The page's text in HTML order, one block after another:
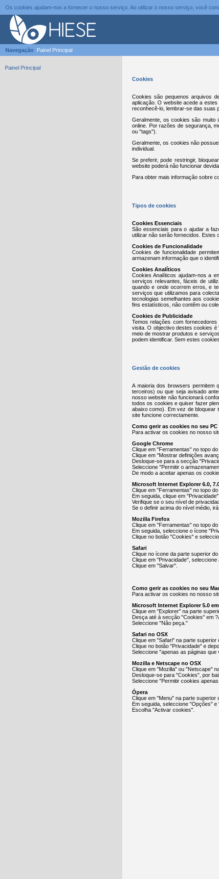
Os cookies ajudam-nos a fornecer o nosso serviço. Ao utilizar o nosso serviço, você
Navegação Painel Principal
Painel Principal
Cookies
Cookies são pequenos arquivos
aplicação. O website acede a
reconhecê-lo, lembrar-se das suas
Geralmente, os cookies são muito
online. Por razões de segurança,
ou "tags").
Geralmente, os cookies não
individual.
Se preferir, pode restringir,
website poderá não funcionar
Para obter mais informação sobre
Tipos de cookies
Cookies Essenciais
São essenciais para o ajudar a
utilizar não serão fornecidos. Estes
Cookies de Funcionalidade
Cookies de funcionalidade
armazenam informação que o
Cookies Analíticos
Cookies Analíticos ajudam-nos a
serviços relevantes, fáceis de
quando e onde ocorrem erros, e
serviços que utilizamos para
tecnologias semelhantes aos
fins estatísticos, não contêm ou
Cookies de Publicidade
Temos relações com
visita. O objectivo destes cookies é
meio de mostrar produtos e
podem identificar. Sem estes
Gestão de cookies
A maioria dos browsers permitem
terceiros) ou que seja avisado
nosso website não funcionará
todos os cookies e quiser fazer
abaixo como). Em vez de bloquear
site funcione correctamente.
Como gerir as cookies no seu PC
Para activar os cookies no nosso
Google Chrome
Clique em "Ferramentas" no topo
Clique em "Mostrar definições
Desloque-se para a secção
Seleccione "Permitir o
De modo a aceitar apenas os
Microsoft Internet Explorer 6.0,
Clique em "Ferramentas" no topo
Em seguida, clique em
Verifique se o seu nível de
Se o definir acima do nível médio,
Mozilla Firefox
Clique em "Ferramentas" no topo
Em seguida, seleccione o ícone
Clique no botão "Cookies" e
Safari
Clique no ícone da parte superior
Clique em "Privacidade",
Clique em "Salvar".
Como gerir as cookies no seu
Para activar os cookies no nosso
Microsoft Internet Explorer 5.0
Clique em "Explorer" na parte
Desça até à secção "Cookies" em
Seleccione "Não peça."
Safari no OSX
Clique em "Safari" na parte
Clique no botão "Privacidade" e
Seleccione "apenas as páginas que
Mozilla e Netscape no OSX
Clique em "Mozilla" ou "Netscape"
Desloque-se para "Cookies", por
Seleccione "Permitir cookies
Ópera
Clique em "Menu" na parte
Em seguida, seleccione "Opções" e
Escolha "Activar cookies".